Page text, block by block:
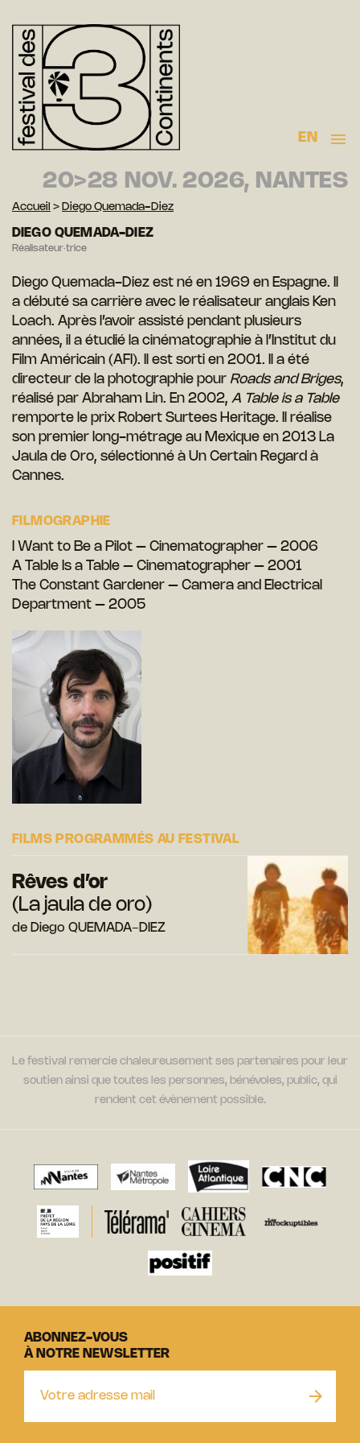
EN
20>28 NOV. 2026, NANTES
Accueil > Diego Quemada-Diez
DIEGO QUEMADA-DIEZ
Réalisateur·trice
Diego Quemada-Diez est né en 1969 en Espagne. Il
a débuté sa carrière avec le réalisateur anglais Ken
Loach. Après l’avoir assisté pendant plusieurs
années, il a étudié la cinématographie à l’Institut du
Film Américain (AFI). Il est sorti en 2001. Il a été
directeur de la photographie pour Roads and Briges,
réalisé par Abraham Lin. En 2002, A Table is a Table
remporte le prix Robert Surtees Heritage. Il réalise
son premier long-métrage au Mexique en 2013 La
Jaula de Oro, sélectionné à Un Certain Regard à
Cannes.
FILMOGRAPHIE
I Want to Be a Pilot – Cinematographer – 2006
A Table Is a Table – Cinematographer – 2001
The Constant Gardener – Camera and Electrical
Department – 2005
FILMS PROGRAMMÉS AU FESTIVAL
Rêves d’or
(La jaula de oro)
de Diego QUEMADA-DIEZ
Le festival remercie chaleureusement ses partenaires pour leur
soutien ainsi que toutes les personnes, bénévoles, public, qui
rendent cet évènement possible.
ABONNEZ-VOUS
À NOTRE NEWSLETTER